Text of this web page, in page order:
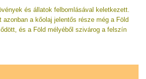
és állatok felbomlásával keletkezett.
azonban a kőolaj jelentős része még a Föld
és a Föld mélyéből szivárog a felszín